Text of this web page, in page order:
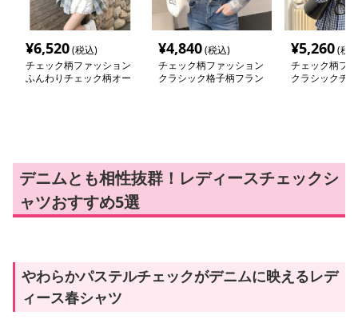
¥6,520(税込)
チェック柄ファッション
ふんわりチェック柄オー
¥4,840(税込)
チェック柄ファッション
クラシック格子柄フラン
¥5,260(税
チェック柄フ
クラシックチ
デニムとも相性抜群！レディースチェックシ
ャツおすすめ5選
やわらかパステルチェックがデニムに映えるレデ
ィース春シャツ